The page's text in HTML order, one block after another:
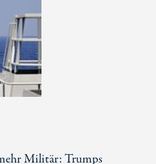
Militär: Trumps